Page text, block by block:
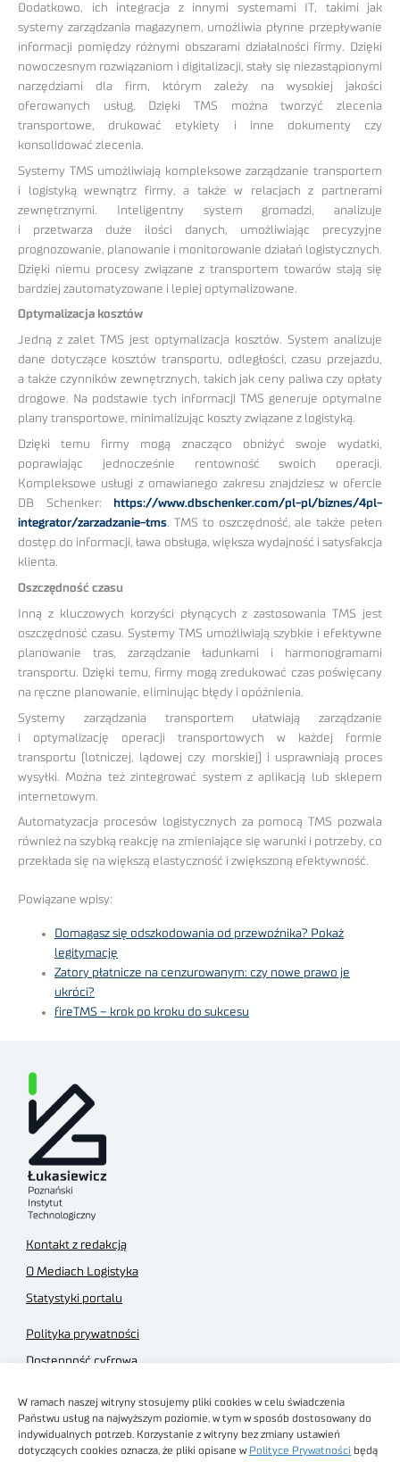
W ramach naszej witryny stosujemy pliki cookies w celu świadczenia
Państwu usług na najwyższym poziomie, w tym w sposób dostosowany do
indywidualnych potrzeb. Korzystanie z witryny bez zmiany ustawień
dotyczących cookies oznacza, że pliki opisane w Polityce Prywatności będą
Dodatkowo, ich integracja z innymi systemami IT, takimi jak
systemy zarządzania magazynem, umożliwia płynne przepływanie
informacji pomiędzy różnymi obszarami działalności firmy. Dzięki
nowoczesnym rozwiązaniom i digitalizacji, stały się niezastąpionymi
narzędziami dla firm, którym zależy na wysokiej jakości
oferowanych usług. Dzięki TMS można tworzyć zlecenia
transportowe, drukować etykiety i inne dokumenty czy
konsolidować zlecenia.
Systemy TMS umożliwiają kompleksowe zarządzanie transportem
i logistyką wewnątrz firmy, a także w relacjach z partnerami
zewnętrznymi. Inteligentny system gromadzi, analizuje
i przetwarza duże ilości danych, umożliwiając precyzyjne
prognozowanie, planowanie i monitorowanie działań logistycznych.
Dzięki niemu procesy związane z transportem towarów stają się
bardziej zautomatyzowane i lepiej optymalizowane.
Optymalizacja kosztów
Jedną z zalet TMS jest optymalizacja kosztów. System analizuje
dane dotyczące kosztów transportu, odległości, czasu przejazdu,
a także czynników zewnętrznych, takich jak ceny paliwa czy opłaty
drogowe. Na podstawie tych informacji TMS generuje optymalne
plany transportowe, minimalizując koszty związane z logistyką.
Dzięki temu firmy mogą znacząco obniżyć swoje wydatki,
poprawiając jednocześnie rentowność swoich operacji.
Kompleksowe usługi z omawianego zakresu znajdziesz w ofercie
DB Schenker:
https://www.dbschenker.com/pl-pl/biznes/4pl-
integrator/zarzadzanie-tms. TMS to oszczędność, ale także pełen
dostęp do informacji, ława obsługa, większa wydajność i satysfakcja
klienta.
Oszczędność czasu
Inną z kluczowych korzyści płynących z zastosowania TMS jest
oszczędność czasu. Systemy TMS umożliwiają szybkie i efektywne
planowanie tras, zarządzanie ładunkami i harmonogramami
transportu. Dzięki temu, firmy mogą zredukować czas poświęcany
na ręczne planowanie, eliminując błędy i opóźnienia.
Systemy zarządzania transportem ułatwiają zarządzanie
i optymalizację operacji transportowych w każdej formie
transportu (lotniczej, lądowej czy morskiej) i usprawniają proces
wysyłki. Można też zintegrować system z aplikacją lub sklepem
internetowym.
Automatyzacja procesów logistycznych za pomocą TMS pozwala
również na szybką reakcję na zmieniające się warunki i potrzeby, co
przekłada się na większą elastyczność i zwiększoną efektywność.
Powiązane wpisy:
Domagasz się odszkodowania od przewoźnika? Pokaż
legitymację
Zatory płatnicze na cenzurowanym: czy nowe prawo je
ukróci?
fireTMS – krok po kroku do sukcesu
Kontakt z redakcją
O Mediach Logistyka
Statystyki portalu
Polityka prywatności
Dostępność cyfrowa
Regulamin sklepu